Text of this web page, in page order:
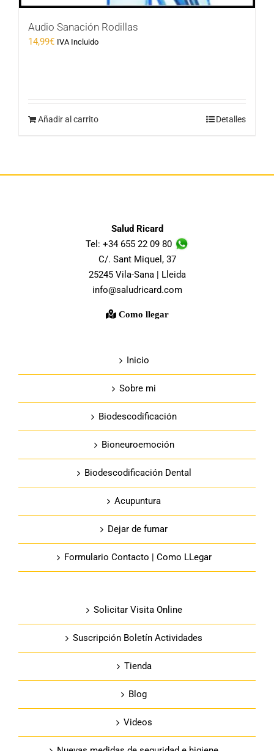
Audio Sanación Rodillas
14,99€ IVA Incluido
Añadir al carrito Detalles
Salud Ricard
Tel: +34 655 22 09 80
C/. Sant Miquel, 37
25245 Vila-Sana | Lleida
info@saludricard.com
Como llegar
Inicio
Sobre mi
Biodescodificación
Bioneuroemoción
Biodescodificación Dental
Acupuntura
Dejar de fumar
Formulario Contacto | Como LLegar
Solicitar Visita Online
Suscripción Boletín Actividades
Tienda
Blog
Videos